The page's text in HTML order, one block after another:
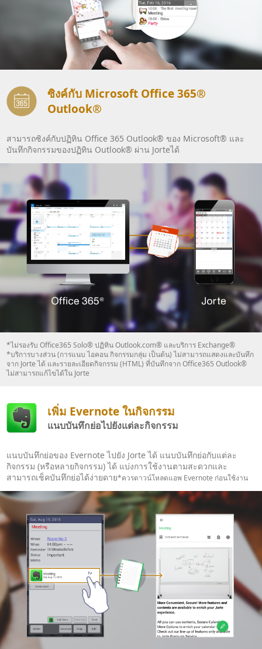
ซิงค์กับ Microsoft Office 365®
Outlook®
สามารถซิงค์กับปฏิทิน Office 365 Outlook® ของ Microsoft® และ
บันทึกกิจกรรมของปฏิทิน Outlook® ผ่าน Jorteได้
*ไม่รองรับ Office365 Solo® ปฏิทิน Outlook.com® และบริการ Exchange®
*บริการบางส่วน (การแนบ ไอคอน กิจกรรมกลุ่ม เป็นต้น) ไม่สามารถแสดงและบันทึก
จาก Jorte ได้ และรายละเอียดกิจกรรม (HTML) ที่บันทึกจาก Office365 Outlook®
ไม่สามารถแก้ไขได้ใน Jorte
เพิ่ม Evernote ในกิจกรรม
แนบบันทึกย่อไปยังแต่ละกิจกรรม
แนบบันทึกย่อของ Evernote ไปยัง Jorte ได้ แนบบันทึกย่อกับแต่ละ
กิจกรรม (หรือหลายกิจกรรม) ได้ แบ่งการใช้งานตามสะดวกและ
สามารถเช็คบันทึกย่อได้ง่ายดาย*ควรดาวน์โหลดแอพ Evernote ก่อนใช้งาน